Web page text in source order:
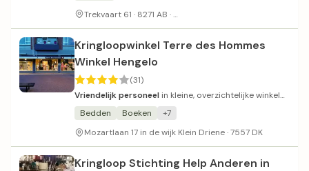
Trekvaart 61 · 8271 AB ·
Kringloopwinkel Terre des Hommes
Winkel Hengelo
(31)
Vriendelijk personeel in kleine, overzichtelijke winkel
met divers aanbod.
Bedden Boeken
+7
Mozartlaan 17 in de wijk Klein Driene · 7557 DK
Kringloop Stichting Help Anderen in